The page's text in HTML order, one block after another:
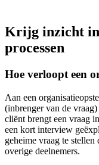
Krijg inzicht in
processen
Hoe verloopt een
Aan een
(inbrenger van de
cliënt brengt een vraag
een kort interview
geheime vraag te
overige deelnemers.